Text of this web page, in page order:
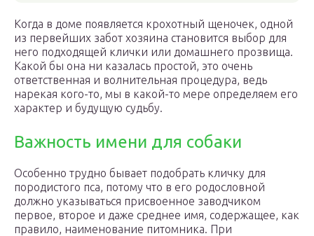
Когда в доме появляется крохотный щеночек, одной
из первейших забот хозяина становится выбор для
него подходящей клички или домашнего прозвища.
Какой бы она ни казалась простой, это очень
ответственная и волнительная процедура, ведь
нарекая кого-то, мы в какой-то мере определяем его
характер и будущую судьбу.
Важность имени для собаки
Особенно трудно бывает подобрать кличку для
породистого пса, потому что в его родословной
должно указываться присвоенное заводчиком
первое, второе и даже среднее имя, содержащее, как
правило, наименование питомника. При